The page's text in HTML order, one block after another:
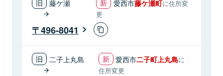
藤ケ瀬 愛西市藤ケ瀬町に住所変
更
496-8041
二子上丸島 愛西市二子町上丸島に
住所変更